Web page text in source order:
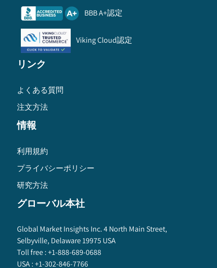
BBB A+認定
Viking Cloud認定
リンク
よくある質問
注文方法
情報
利用規約
プライバシーポリシー
研究方法
グローバル本社
Global Market Insights Inc. 4 North Main Street,
Selbyville, Delaware 19975 USA
Toll free :+1-888-689-0688
USA :+1-302-846-7766